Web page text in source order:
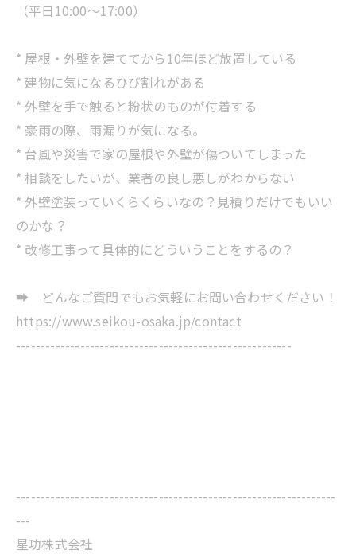
（平日10:00～17:00）
* 屋根・外壁を建ててから10年ほど放置している
* 建物に気になるひび割れがある
* 外壁を手で触ると粉状のものが付着する
* 豪雨の際、雨漏りが気になる。
* 台風や災害で家の屋根や外壁が傷ついてしまった
* 相談をしたいが、業者の良し悪しがわからない
* 外壁塗装っていくらくらいなの？見積りだけでもいい
のかな？
* 改修工事って具体的にどういうことをするの？
➡ どんなご質問でもお気軽にお問い合わせください！
https://www.seikou-osaka.jp/contact
--------------------------------------------------------
-----------------------------------------------------------------
---
星功株式会社